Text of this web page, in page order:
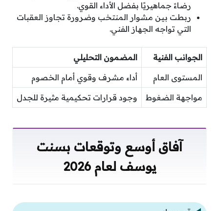
رضاءً جماهيريًا بفضل الأداء القوي.
ربطت بين مشوار المنتخب وضرورة تجاوز العقبات
التي تواجه الجهاز الفني.
الجوانب الفنية المضمون التحليلي
المستوى العام أداء مشرف وقوي أمام الخصوم
مواجهة الضغوط وجود قرارات تحكيمية مثيرة للجدل
آفاق أوسع وتوقعات بسنت
يوسف لعام 2026